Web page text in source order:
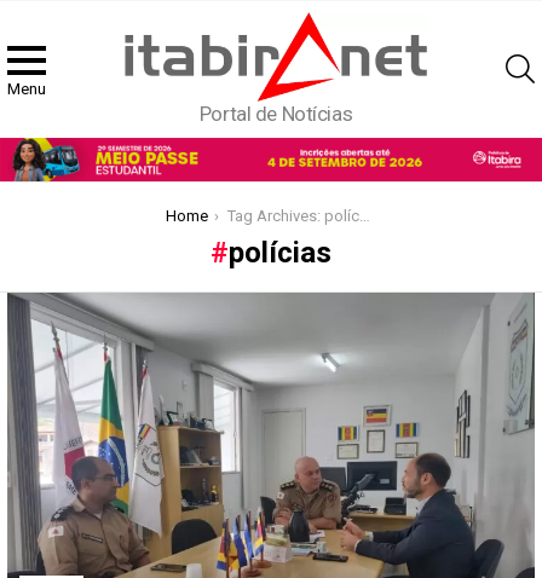
Menu
Portal de Notícias
Home Tag Archives: polícias
polícias
Latest
stories